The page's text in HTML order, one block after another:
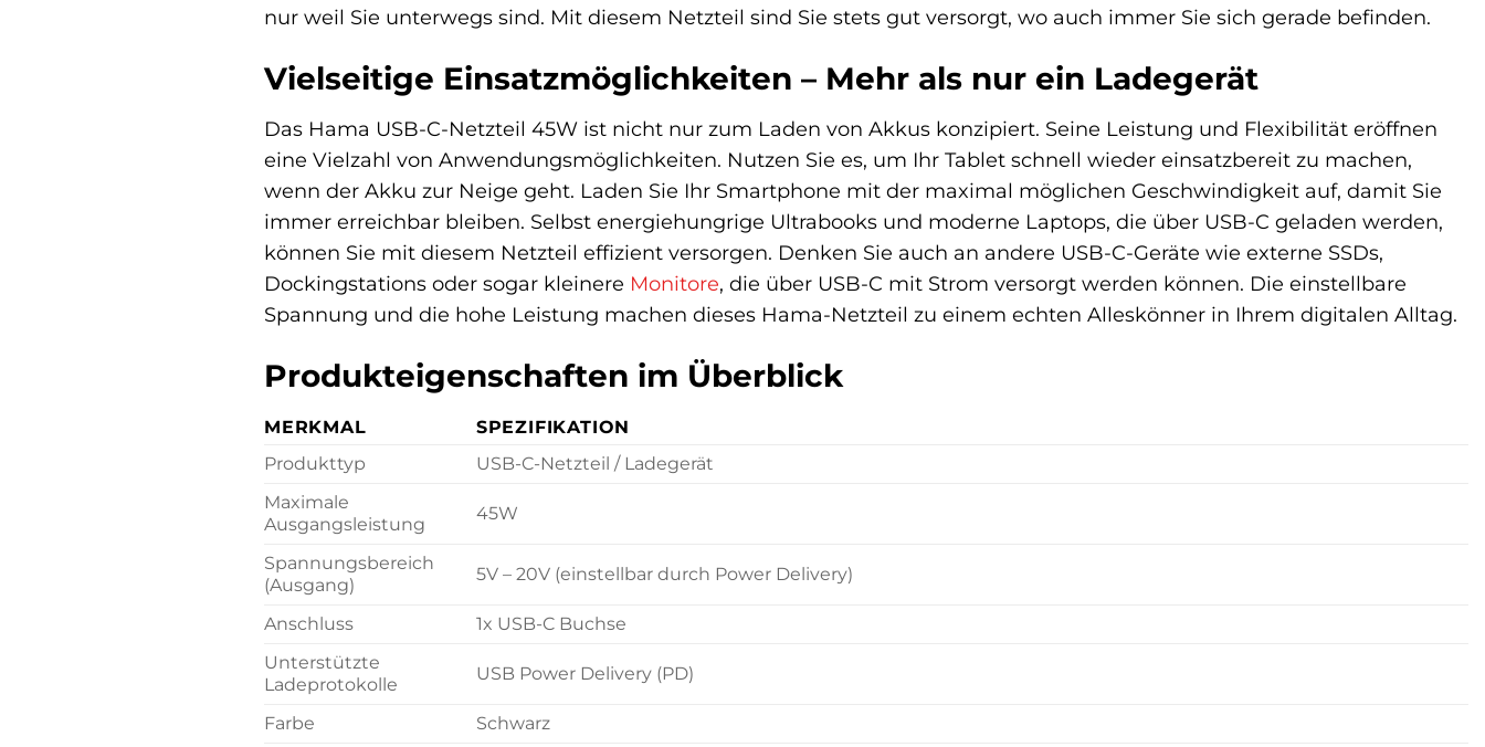
nur weil Sie unterwegs sind. Mit diesem Netzteil sind Sie stets gut versorgt, wo auch immer Sie sich gerade befinden.
Vielseitige Einsatzmöglichkeiten – Mehr als nur ein Ladegerät
Das Hama USB-C-Netzteil 45W ist nicht nur zum Laden von Akkus konzipiert. Seine Leistung und Flexibilität eröffnen
eine Vielzahl von Anwendungsmöglichkeiten. Nutzen Sie es, um Ihr Tablet schnell wieder einsatzbereit zu machen,
wenn der Akku zur Neige geht. Laden Sie Ihr Smartphone mit der maximal möglichen Geschwindigkeit auf, damit Sie
immer erreichbar bleiben. Selbst energiehungrige Ultrabooks und moderne Laptops, die über USB-C geladen werden,
können Sie mit diesem Netzteil effizient versorgen. Denken Sie auch an andere USB-C-Geräte wie externe SSDs,
Dockingstations oder sogar kleinere Monitore, die über USB-C mit Strom versorgt werden können. Die einstellbare
Spannung und die hohe Leistung machen dieses Hama-Netzteil zu einem echten Alleskönner in Ihrem digitalen Alltag.
Produkteigenschaften im Überblick
MERKMAL
SPEZIFIKATION
Produkttyp
USB-C-Netzteil / Ladegerät
Maximale
Ausgangsleistung
45W
Spannungsbereich
(Ausgang)
5V – 20V (einstellbar durch Power Delivery)
Anschluss
1x USB-C Buchse
Unterstützte
Ladeprotokolle
USB Power Delivery (PD)
Farbe
Schwarz